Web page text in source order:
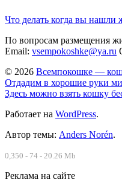
Что делать когда вы нашли
По вопросам размещения
Email: vsempokoshke@ya.ru
© 2026 Всемпокошке —
Отдадим в хорошие руки
Здесь можно взять кошку
Работает на WordPress.
Автор темы: Anders Norén.
0,350 - 74 - 20.26 Mb
Реклама на сайте